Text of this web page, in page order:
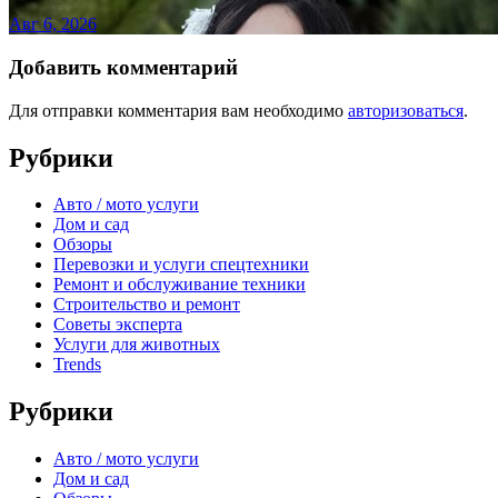
Авг 6, 2026
Добавить комментарий
Для отправки комментария вам необходимо авторизоваться.
Рубрики
Авто / мото услуги
Дом и сад
Обзоры
Перевозки и услуги спецтехники
Ремонт и обслуживание техники
Строительство и ремонт
Советы эксперта
Услуги для животных
Trends
Рубрики
Авто / мото услуги
Дом и сад